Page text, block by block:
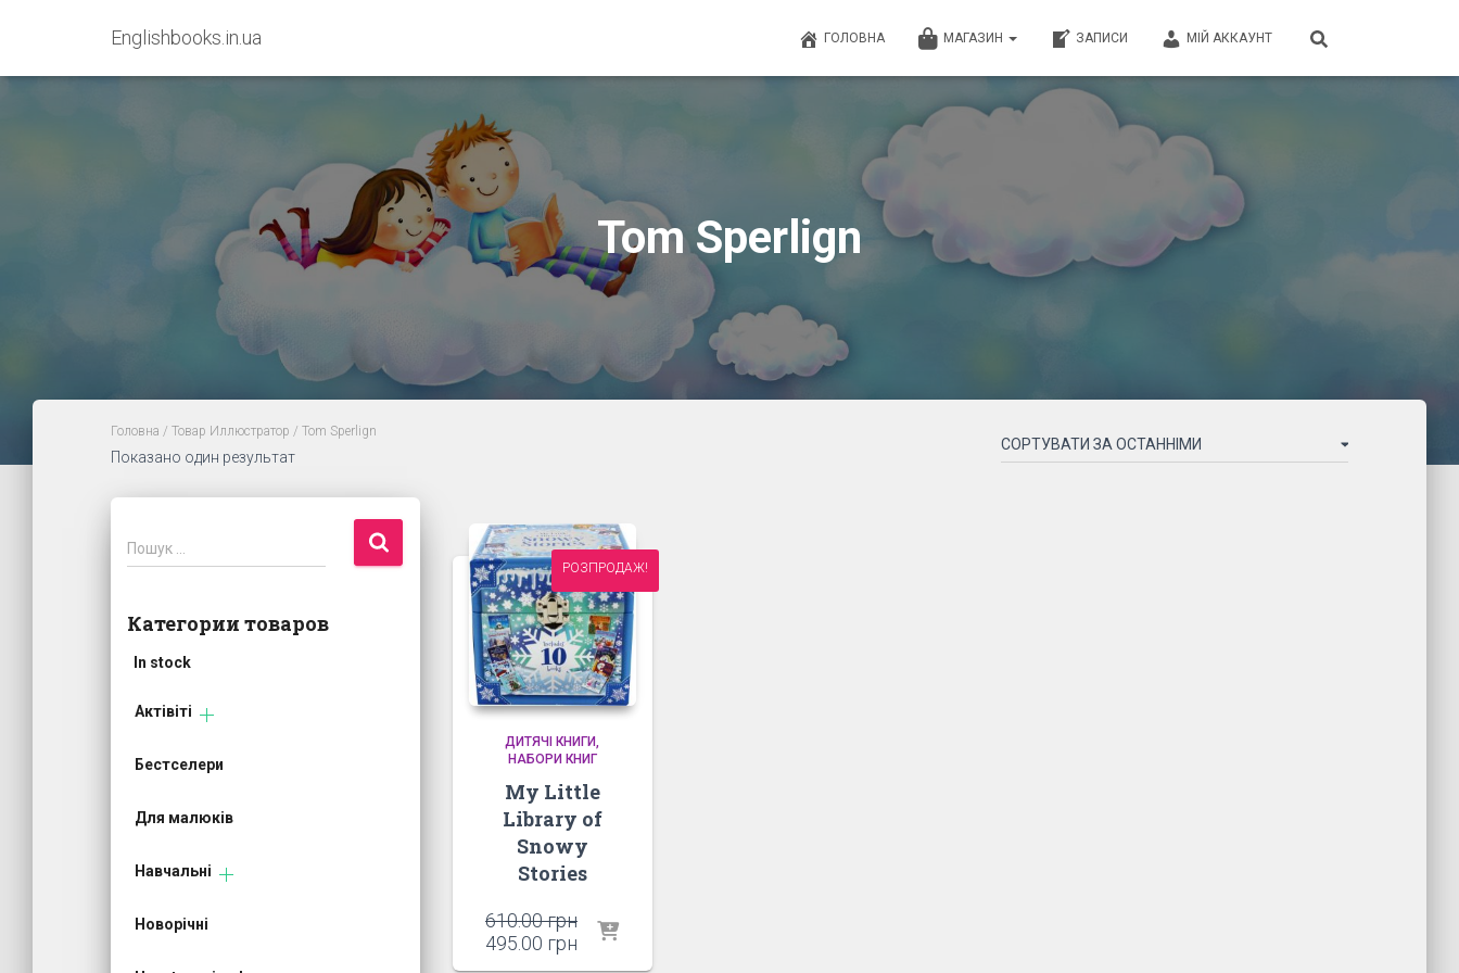
Englishbooks.in.ua ГОЛОВНА МАГАЗИН ЗАПИСИ МІЙ АККАУНТ
Tom Sperlign
Головна / Товар Иллюстратор / Tom Sperlign
Показано один результат
П
о
к
Пошук …
Категории товаров
In stock
Актівіті
Бестселери
Для малюків
Навчальні
Новорічні
РОЗПРОДАЖ!
ДИТЯЧІ КНИГИ
НАБОРИ КНИГ
My Little
Library of
Snowy
Stories
610.00грнОригінальна
ціна:
610.00 грн.
495.00 грн Поточна
ціна: